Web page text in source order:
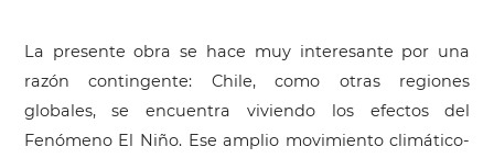
La presente obra se hace muy interesante por una
razón contingente: Chile, como otras regiones
globales, se encuentra viviendo los efectos del
Fenómeno El Niño. Ese amplio movimiento climático-